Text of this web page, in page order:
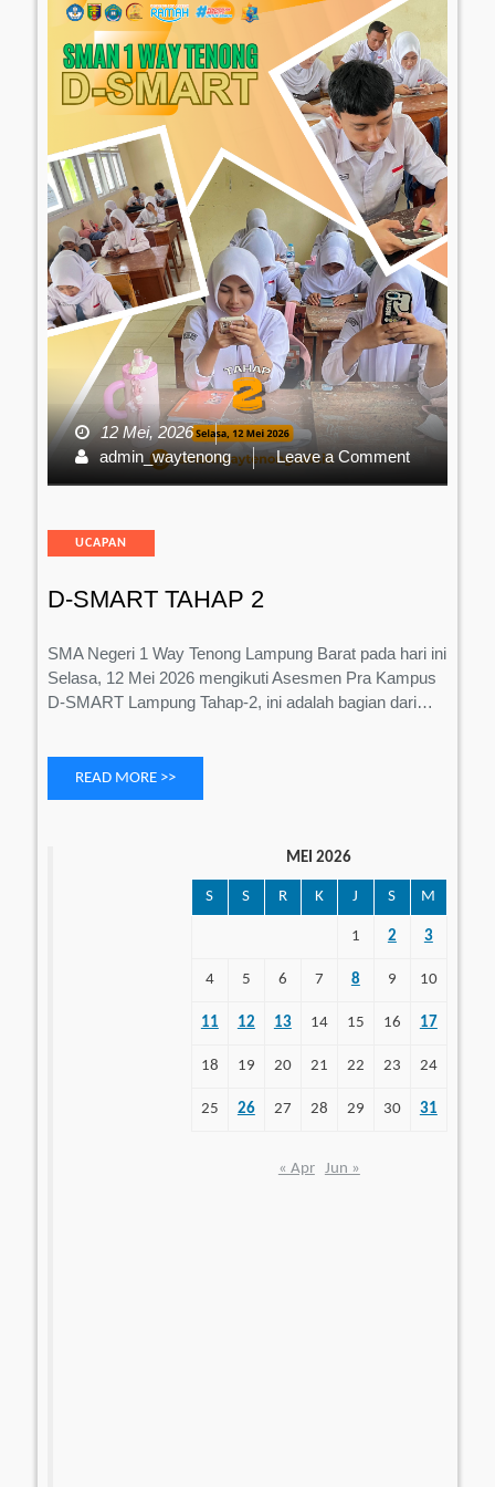
12 Mei, 2026
admin_waytenong
Leave a Commenton
D-
Categories
UCAPAN
D-SMART TAHAP 2
SMA Negeri 1 Way Tenong Lampung Barat pada hari ini
Selasa, 12 Mei 2026 mengikuti Asesmen Pra Kampus
D-SMART Lampung Tahap-2, ini adalah bagian dari…
READ MORE >>
MEI 2026
S S R K J S M
1 2 3
4 5 6 7 8 9 10
11 12 13 14 15 16 17
18 19 20 21 22 23 24
25 26 27 28 29 30 31
« Apr Jun »